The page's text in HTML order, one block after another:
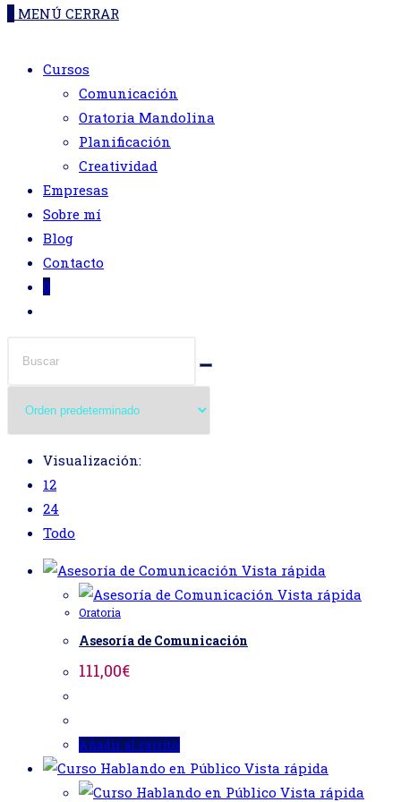
DE
LA
web
MENÚ CERRAR
Cursos
Comunicación
Oratoria Mandolina
Planificación
Creatividad
Empresas
Sobre mí
Blog
Contacto
0
de
la
web
Visualización:
12
24
Todo
Vista rápida
Vista rápida
Oratoria
Asesoría de Comunicación
111,00€
Añadir al carrito
Vista rápida
Vista rápida